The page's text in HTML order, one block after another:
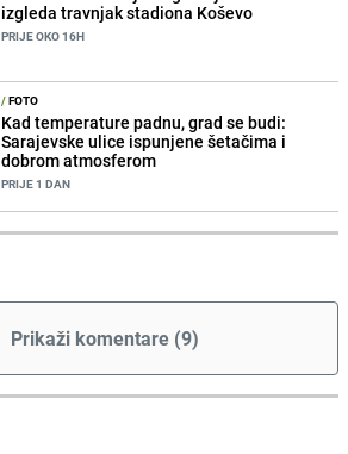
izgleda travnjak stadiona Koševo
PRIJE OKO 16H
/FOTO
Kad temperature padnu, grad se budi:
Sarajevske ulice ispunjene šetačima i
dobrom atmosferom
PRIJE 1 DAN
Prikaži komentare (9)